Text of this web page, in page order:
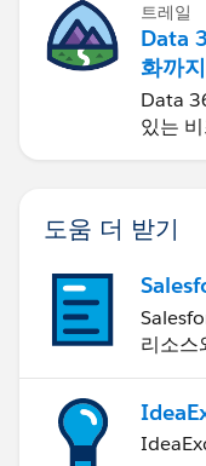
트레일
Data
화까
Data
있는
도움 더 받기
리소스